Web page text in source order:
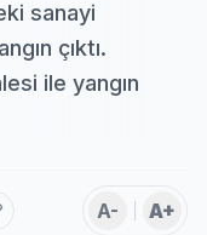
sanayi
çıktı.
ile yangın
A- A+